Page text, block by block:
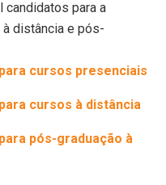
candidatos para a
à distância e pós-
cursos presenciais
cursos à distância
pós-graduação à